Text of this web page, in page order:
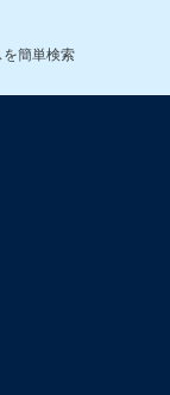
簡単検索